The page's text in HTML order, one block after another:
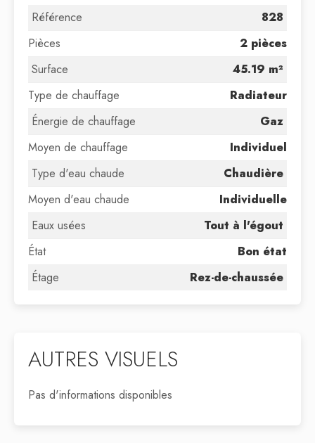
Référence
828
Pièces
2 pièces
Surface
45.19 m²
Type de chauffage
Radiateur
Énergie de chauffage
Gaz
Moyen de chauffage
Individuel
Type d'eau chaude
Chaudière
Moyen d'eau chaude
Individuelle
Eaux usées
Tout à l'égout
État
Bon état
Étage
Rez-de-chaussée
AUTRES VISUELS
Pas d'informations disponibles